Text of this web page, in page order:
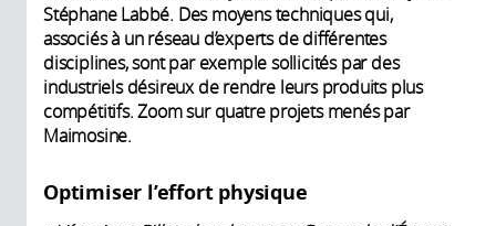
Stéphane Labbé. Des moyens techniques qui,
associés à un réseau d’experts de différentes
disciplines, sont par exemple sollicités par des
industriels désireux de rendre leurs produits plus
compétitifs. Zoom sur quatre projets menés par
Maimosine.
Optimiser l’effort physique